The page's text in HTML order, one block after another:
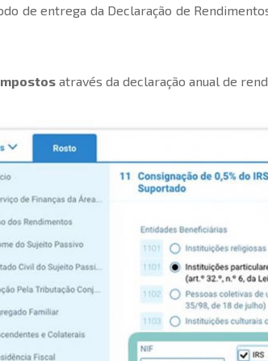
de entrega da Declaração de
através da declaração anual de